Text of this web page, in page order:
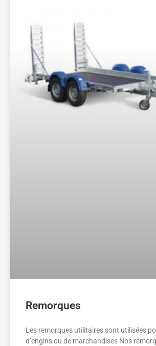
Remorques
Les remorques utilitaires sont utilisées
d’engins ou de marchandises Nos